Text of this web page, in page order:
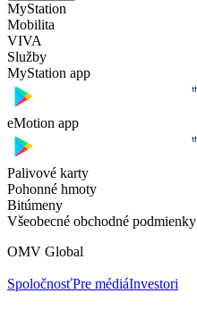
MyStation
Mobilita
VIVA
Služby
MyStation app
eMotion app
Palivové karty
Pohonné hmoty
Bitúmeny
Všeobecné obchodné podmienky
OMV Global
SpoločnosťPre médiáInvestori